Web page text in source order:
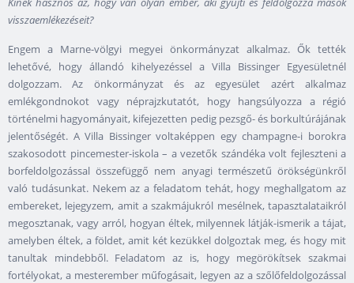
visszaemlékezéseit?
Engem a Marne-völgyi megyei önkormányzat alkalmaz. Ők tették
lehetővé, hogy állandó kihelyezéssel a Villa Bissinger Egyesületnél
dolgozzam. Az önkormányzat és az egyesület azért alkalmaz
emlékgondnokot vagy néprajzkutatót, hogy hangsúlyozza a régió
történelmi hagyományait, kifejezetten pedig pezsgő- és borkultúrájának
jelentőségét. A Villa Bissinger voltaképpen egy champagne-i borokra
szakosodott pincemester-iskola – a vezetők szándéka volt fejleszteni a
borfeldolgozással összefüggő nem anyagi természetű örökségünkről
való tudásunkat. Nekem az a feladatom tehát, hogy meghallgatom az
embereket, lejegyzem, amit a szakmájukról mesélnek, tapasztalataikról
megosztanak, vagy arról, hogyan éltek, milyennek látják-ismerik a tájat,
amelyben éltek, a földet, amit két kezükkel dolgoztak meg, és hogy mit
tanultak mindebből. Feladatom az is, hogy megörökítsek szakmai
fortélyokat, a mesterember műfogásait, legyen az a szőlőfeldolgozással